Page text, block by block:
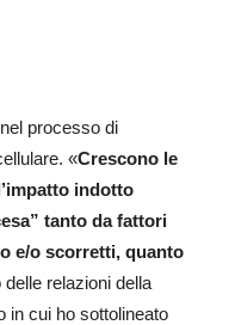
processo di
«Crescono le
indotto
tanto da fattori
e/o scorretti, quanto
relazioni della
in cui ho sottolineato